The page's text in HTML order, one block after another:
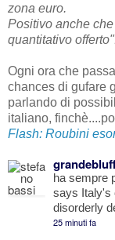
zona euro.
Positivo anche
quantitativo
Ogni ora che
chances di gufare
parlando di
italiano, finchè....
Flash: Roubini
ha sempre
says Italy's
disorderly
25 minuti fa